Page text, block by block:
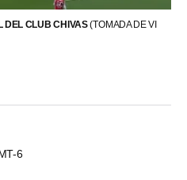
DEL CLUB CHIVAS(TOMADA DE VI
6